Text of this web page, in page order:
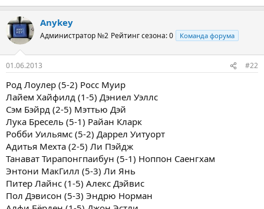
Anykey
Администратор №2 Рейтинг сезона: 0 Команда форума
01.06.2013 #22
Род Лоулер (5-2) Росс Муир
Лайем Хайфилд (1-5) Дэниел Уэллс
Сэм Бэйрд (2-5) Мэттью Дэй
Лука Бресель (5-1) Райан Кларк
Робби Уильямс (5-2) Даррел Уитуорт
Адитья Мехта (2-5) Ли Пэйдж
Танават Тирапонгпаибун (5-1) Ноппон Саенгхам
Энтони МакГилл (5-3) Ли Янь
Питер Лайнс (1-5) Алекс Дэйвис
Пол Дэвисон (5-3) Эндрю Норман